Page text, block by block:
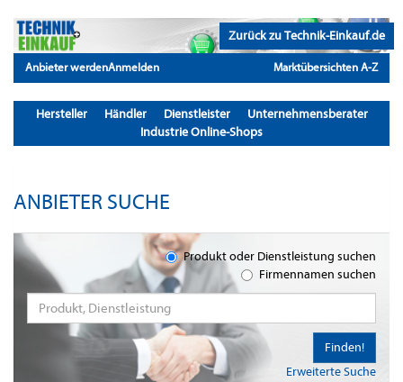
Zurück zu Technik-Einkauf.de
Anbieter werdenAnmelden Marktübersichten A-Z
Hersteller Händler Dienstleister
Unternehmensberater
Industrie Online-Shops
ANBIETER SUCHE
Produkt oder Dienstleistung suchen
Firmennamen suchen
Erweiterte Suche
Finden!